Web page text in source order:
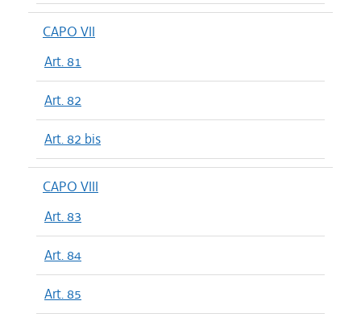
CAPO VII
Art. 81
Art. 82
Art. 82 bis
CAPO VIII
Art. 83
Art. 84
Art. 85